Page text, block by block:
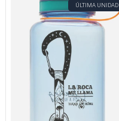
ÚLTIMA UNIDAD